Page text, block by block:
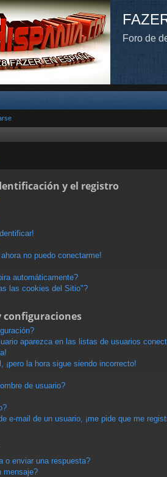
Foro de
y el registro
no puedo conectarme!
automáticamente?
las cookies del Sitio"?
configuraciones
aparezca en las listas de usuarios
¡pero la hora sigue siendo incorrecto!
de usuario?
e-mail de un usuario, ¡me pide que me
o enviar una respuesta?
mensaje?